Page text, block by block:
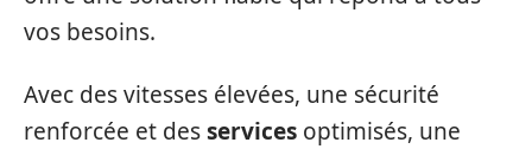
vos besoins.
Avec des vitesses élevées, une sécurité
renforcée et desservices optimisés, une